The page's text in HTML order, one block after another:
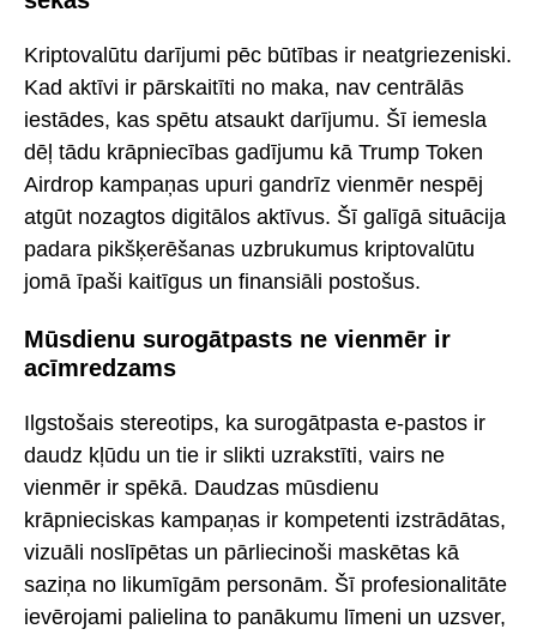
Kriptovalūtu darījumi pēc būtības ir neatgriezeniski.
Kad aktīvi ir pārskaitīti no maka, nav centrālās
iestādes, kas spētu atsaukt darījumu. Šī iemesla
dēļ tādu krāpniecības gadījumu kā Trump Token
Airdrop kampaņas upuri gandrīz vienmēr nespēj
atgūt nozagtos digitālos aktīvus. Šī galīgā situācija
padara pikšķerēšanas uzbrukumus kriptovalūtu
jomā īpaši kaitīgus un finansiāli postošus.
Mūsdienu surogātpasts ne vienmēr ir
acīmredzams
Ilgstošais stereotips, ka surogātpasta e-pastos ir
daudz kļūdu un tie ir slikti uzrakstīti, vairs ne
vienmēr ir spēkā. Daudzas mūsdienu
krāpnieciskas kampaņas ir kompetenti izstrādātas,
vizuāli noslīpētas un pārliecinoši maskētas kā
saziņa no likumīgām personām. Šī profesionalitāte
ievērojami palielina to panākumu līmeni un uzsver,